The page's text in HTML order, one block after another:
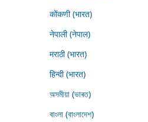
कोंकणी (भारत)
नेपाली (नेपाल)
मराठी (भारत)
हिन्दी (भारत)
অসমীয়া (ভাৰত)
বাংলা (বাংলাদেশ)